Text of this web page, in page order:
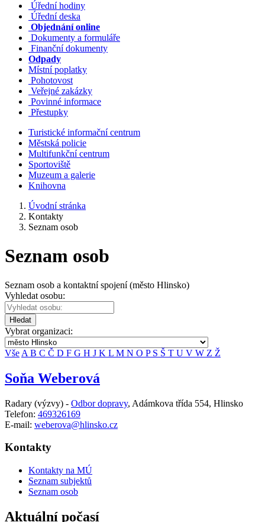
Úřední hodiny
Úřední deska
Objednání online
Dokumenty a formuláře
Finanční dokumenty
Odpady
Místní poplatky
Pohotovost
Veřejné zakázky
Povinné informace
Přestupky
Turistické informační centrum
Městská policie
Multifunkční centrum
Sportoviště
Muzeum a galerie
Knihovna
Úvodní stránka
Kontakty
Seznam osob
Seznam osob
Seznam osob a kontaktní spojení (město Hlinsko)
Vyhledat osobu:
Hledat
Vybrat organizaci:
Vše A B C Č D F G H J K L M N O P S Š T U V W Z Ž
Soňa Weberová
Radary (výzvy) - Odbor dopravy, Adámkova třída 554, Hlinsko
Telefon: 469326169
E-mail: weberova@hlinsko.cz
Kontakty
Kontakty na MÚ
Seznam subjektů
Seznam osob
Aktuální počasí